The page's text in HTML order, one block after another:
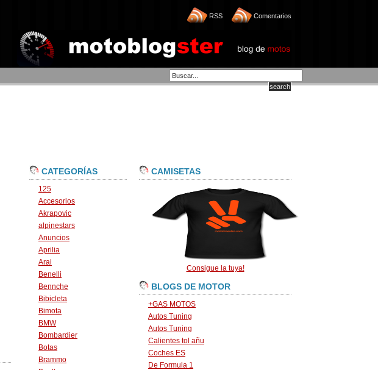
RSS Comentarios
CATEGORÍAS
125
Accesorios
Akrapovic
alpinestars
Anuncios
Aprilia
Arai
Benelli
Bennche
Bibicleta
Bimota
BMW
Bombardier
Botas
Brammo
CAMISETAS
Consigue la tuya!
BLOGS DE MOTOR
+GAS MOTOS
Autos Tuning
Autos Tuning
Calientes tol añu
Coches ES
De Formula 1